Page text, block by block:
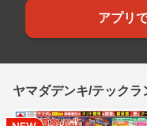
アプリ
ヤマダデンキ/テック